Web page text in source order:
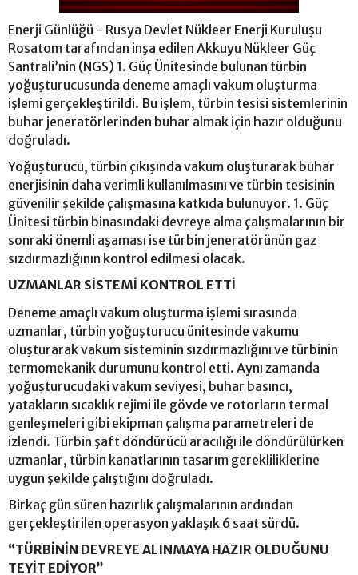
Enerji Günlüğü - Rusya Devlet Nükleer Enerji Kuruluşu
Rosatom tarafından inşa edilen Akkuyu Nükleer Güç
Santrali’nin (NGS) 1. Güç Ünitesinde bulunan türbin
yoğuşturucusunda deneme amaçlı vakum oluşturma
işlemi gerçekleştirildi. Bu işlem, türbin tesisi sistemlerinin
buhar jeneratörlerinden buhar almak için hazır olduğunu
doğruladı.
Yoğuşturucu, türbin çıkışında vakum oluşturarak buhar
enerjisinin daha verimli kullanılmasını ve türbin tesisinin
güvenilir şekilde çalışmasına katkıda bulunuyor. 1. Güç
Ünitesi türbin binasındaki devreye alma çalışmalarının bir
sonraki önemli aşaması ise türbin jeneratörünün gaz
sızdırmazlığının kontrol edilmesi olacak.
UZMANLAR SİSTEMİ KONTROL ETTİ
Deneme amaçlı vakum oluşturma işlemi sırasında
uzmanlar, türbin yoğuşturucu ünitesinde vakumu
oluşturarak vakum sisteminin sızdırmazlığını ve türbinin
termomekanik durumunu kontrol etti. Aynı zamanda
yoğuşturucudaki vakum seviyesi, buhar basıncı,
yatakların sıcaklık rejimi ile gövde ve rotorların termal
genleşmeleri gibi ekipman çalışma parametreleri de
izlendi. Türbin şaft döndürücü aracılığı ile döndürülürken
uzmanlar, türbin kanatlarının tasarım gerekliliklerine
uygun şekilde çalıştığını doğruladı.
Birkaç gün süren hazırlık çalışmalarının ardından
gerçekleştirilen operasyon yaklaşık 6 saat sürdü.
“TÜRBİNİN DEVREYE ALINMAYA HAZIR OLDUĞUNU
TEYİT EDİYOR”